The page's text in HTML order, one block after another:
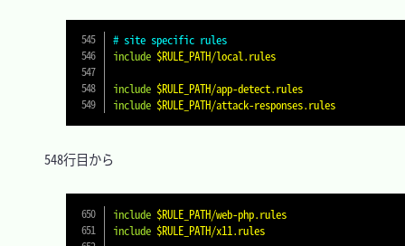
# site specific rules
include $RULE_PATH/local.rules
include $RULE_PATH/app-detect.rules
include $RULE_PATH/attack-responses.rules
548行目から
include $RULE_PATH/web-php.rules
include $RULE_PATH/x11.rules